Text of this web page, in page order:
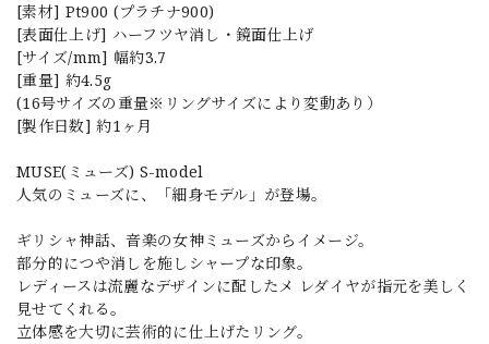
[素材] Pt900 (プラチナ900)
[表面仕上げ] ハーフツヤ消し・鏡面仕上げ
[サイズ/mm] 幅約3.7
[重量] 約4.5g
(16号サイズの重量※リングサイズにより変動あり）
[製作日数] 約1ヶ月
MUSE(ミューズ) S-model
人気のミューズに、「細身モデル」が登場。
ギリシャ神話、音楽の女神ミューズからイメージ。
部分的につや消しを施しシャープな印象。
レディースは流麗なデザインに配したメ レダイヤが指元を美しく
見せてくれる。
立体感を大切に芸術的に仕上げたリング。